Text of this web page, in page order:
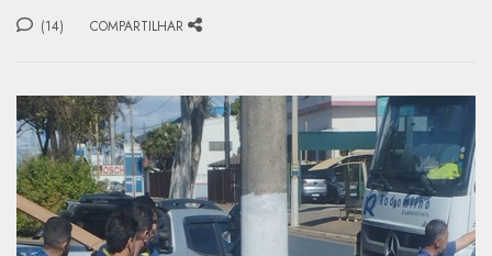
(14) COMPARTILHAR